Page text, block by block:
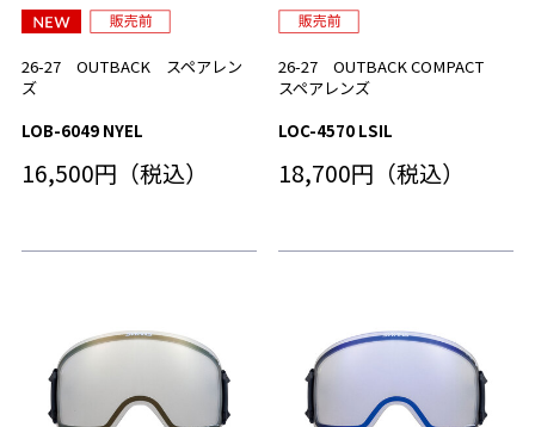
26-27 OUTBACK スペアレン
ズ
LOB-6049 NYEL
16,500円（税込）
26-27 OUTBACK COMPACT
スペアレンズ
LOC-4570 LSIL
18,700円（税込）